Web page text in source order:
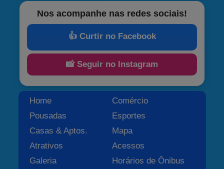
Nos acompanhe nas redes sociais!
👍 Curtir no Facebook
📸 Seguir no Instagram
Home
Pousadas
Casas & Aptos.
Atrativos
Galeria
Comércio
Esportes
Mapa
Acessos
Horários de Ônibus